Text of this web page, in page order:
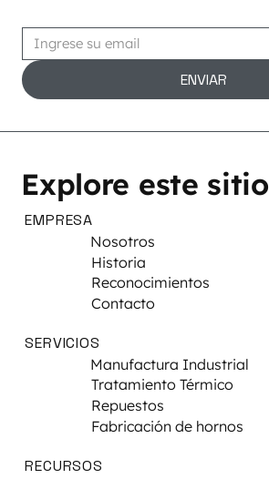
ENVIAR
Explore este sitio
EMPRESA
Nosotros
Historia
Reconocimientos
Contacto
SERVICIOS
Manufactura Industrial
Tratamiento Térmico
Repuestos
Fabricación de hornos
RECURSOS